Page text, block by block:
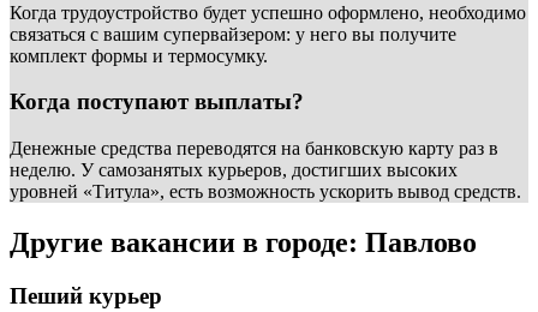
Когда трудоустройство будет успешно оформлено, необходимо
связаться с вашим супервайзером: у него вы получите
комплект формы и термосумку.
Когда поступают выплаты?
Денежные средства переводятся на банковскую карту раз в
неделю. У самозанятых курьеров, достигших высоких
уровней «Титула», есть возможность ускорить вывод средств.
Другие вакансии в городе: Павлово
Пеший курьер